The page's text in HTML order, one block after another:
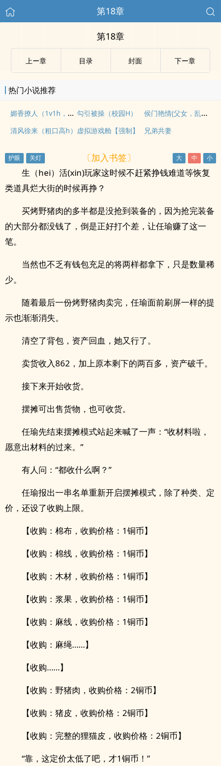
第18章
第18章
上ー章 目录 封面 下ー章
热门小说推荐
媚香撩人（1v1h，甜宠，骨科） 勾引被操（校园H） 侯门艳情(父女，乱伦出轨，高h)
清风徐来（粗口高h） 虚拟游戏舱【强制】 兄弟共妻
〔加入书签〕
生（hei）活(xin)玩家这时候不赶紧挣钱难道等恢复
类道具烂大街的时候再挣？
买烤野猪肉的多半都是没抢到装备的，因为抢完装备
的大部分都没钱了，倒是正好打个差，让任瑜赚了这一
笔。
当然也不乏有钱包充足的将两样都拿下，只是数量稀
少。
随着最后一份烤野猪肉卖完，任瑜面前刷屏一样的提
示也渐渐消失。
清空了背包，资产回血，她又行了。
卖货收入862，加上原本剩下的两百多，资产破千。
接下来开始收货。
摆摊可出售货物，也可收货。
任瑜先结束摆摊模式站起来喊了一声：“收材料啦，
愿意出材料的过来。”
有人问：“都收什么啊？”
任瑜报出一串名单重新开启摆摊模式，除了种类、定
价，还设了收购上限。
【收购：棉布，收购价格：1铜币】
【收购：棉线，收购价格：1铜币】
【收购：木材，收购价格：1铜币】
【收购：浆果，收购价格：1铜币】
【收购：麻线，收购价格：1铜币】
【收购：麻绳……】
【收购……】
【收购：野猪肉，收购价格：2铜币】
【收购：猪皮，收购价格：2铜币】
【收购：完整的狸猫皮，收购价格：2铜币】
“靠，这定价太低了吧，才1铜币！”